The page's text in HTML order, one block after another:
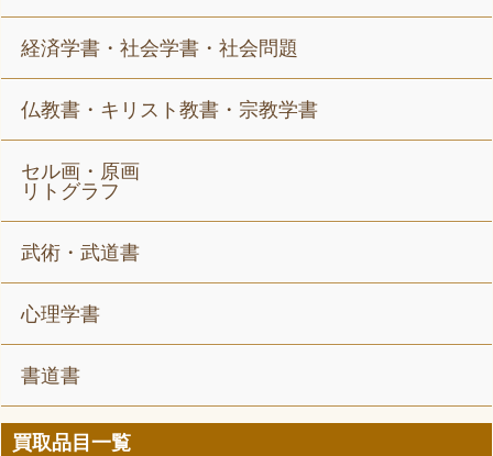
経済学書・社会学書・社会問題
仏教書・キリスト教書・宗教学書
セル画・原画
リトグラフ
武術・武道書
心理学書
書道書
買取品目一覧